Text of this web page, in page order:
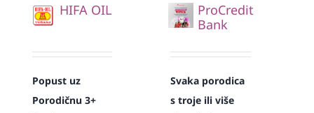
HIFA OIL
Popust uz
Porodičnu 3+
ProCredit
Bank
Svaka porodica
s troje ili više